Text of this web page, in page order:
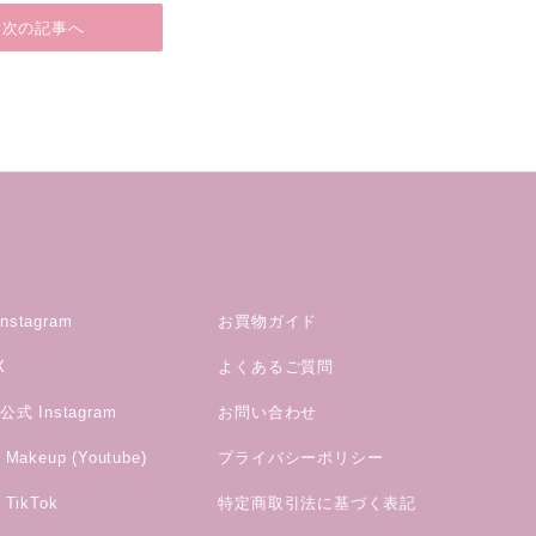
次の記事へ
式 Instagram
Makeup (Youtube)
TikTok
お買物ガイド
よくあるご質問
お問い合わせ
プライバシーポリシー
特定商取引法に基づく表記